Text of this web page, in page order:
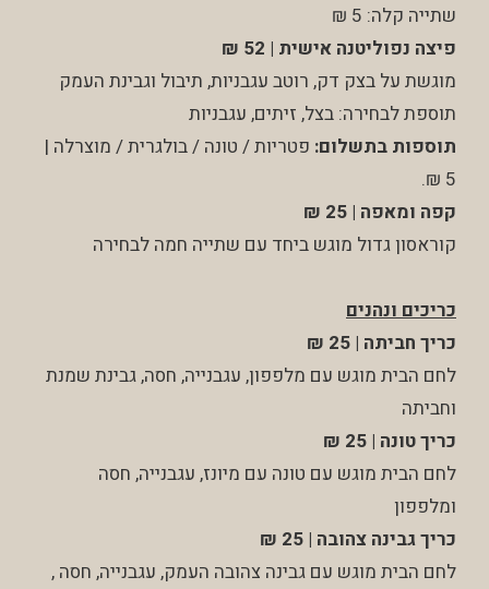
שתייה קלה: 5 ₪
פיצה נפוליטנה אישית | 52 ₪
מוגשת על בצק דק, רוטב עגבניות, תיבול וגבינת העמק
תוספת לבחירה: בצל, זיתים, עגבניות
תוספות בתשלום: פטריות / טונה / בולגרית / מוצרלה |
5 ₪.
קפה ומאפה | 25 ₪
קוראסון גדול מוגש ביחד עם שתייה חמה לבחירה
כריכים ונהנים
כריך חביתה | 25 ₪
לחם הבית מוגש עם מלפפון, עגבנייה, חסה, גבינת שמנת
וחביתה
כריך טונה | 25 ₪
לחם הבית מוגש עם טונה עם מיונז, עגבנייה, חסה
ומלפפון
כריך גבינה צהובה | 25 ₪
לחם הבית מוגש עם גבינה צהובה העמק, עגבנייה, חסה ,